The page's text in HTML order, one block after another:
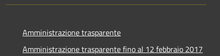
Amministrazione trasparente
Amministrazione trasparente fino al 12 febbraio 2017